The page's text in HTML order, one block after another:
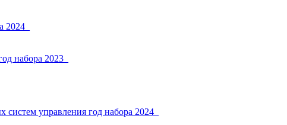
набора 2023_
управления год набора 2024_